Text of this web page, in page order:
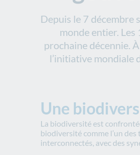
Depuis le 7 décembre
monde entier.
prochaine décennie.
l’initiative mondiale
Une
La biodiversité est
biodiversité comme l’un
interconnectés, avec des